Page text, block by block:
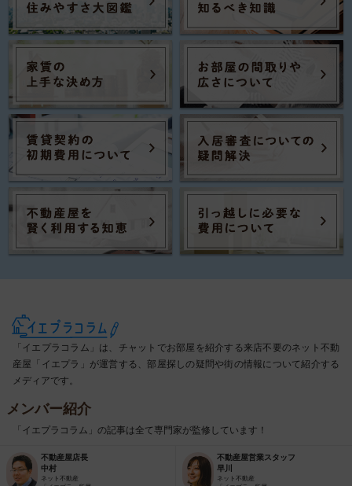
「イエプラコラム」は、チャットでお部屋を紹介する来店不要のネット不動
産屋「イエプラ」が運営する、部屋探しの疑問や街の情報について紹介する
メディアです。
メンバー紹介
「イエプラコラム」の記事は全て専門家が監修しています！
不動産屋店長
中村
ネット不動産
不動産屋営業スタッフ
早川
ネット不動産